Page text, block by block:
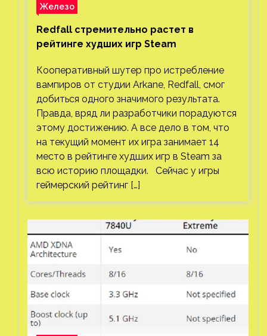
Железо
Redfall стремительно растет в
рейтинге худших игр Steam
Кооперативный шутер про истребление
вампиров от студии Arkane, Redfall, смог
добиться одного значимого результата.
Правда, вряд ли разработчики порадуются
этому достижению. А все дело в том, что
на текущий момент их игра занимает 14
место в рейтинге худших игр в Steam за
всю историю площадки. Сейчас у игры
геймерский рейтинг […]